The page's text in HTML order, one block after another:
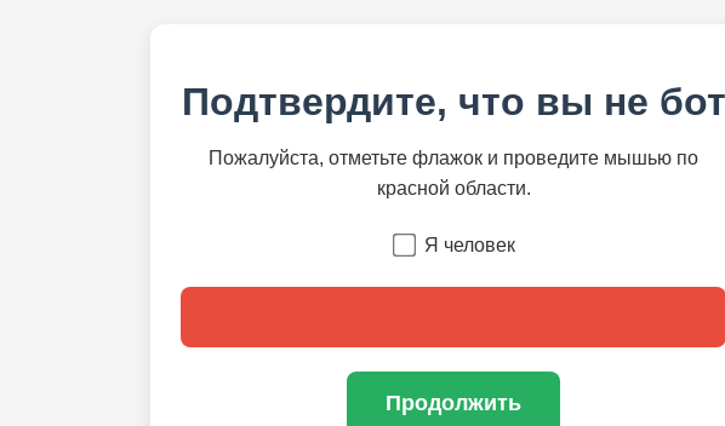
Подтвердите, что вы не бот
Пожалуйста, отметьте флажок и проведите мышью по
красной области.
Я человек
Продолжить